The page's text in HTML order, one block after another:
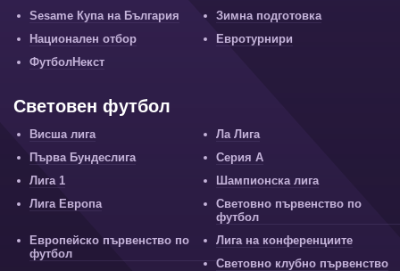
Sesame Купа на България
Зимна подготовка
Национален отбор
Евротурнири
ФутболНекст
Световен футбол
Висша лига
Ла Лига
Първа Бундеслига
Серия А
Лига 1
Шампионска лига
Лига Европа
Световно първенство по
футбол
Европейско първенство по
футбол
Лига на конференциите
Световно клубно първенство